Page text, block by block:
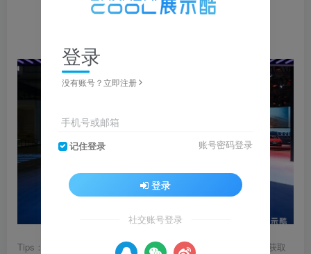
Tips：1.内容图片或视频可能会有压缩，若文章提供下载服务，获取
登录
没有账号？立即注册
手机号或邮箱
记住登录 账号密码登录
登录
社交账号登录